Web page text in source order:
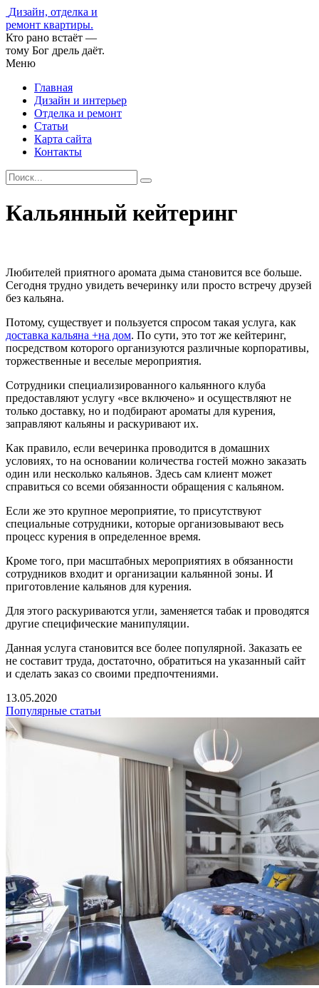
Дизайн, отделка и
ремонт квартиры.
Кто рано встаёт —
тому Бог дрель даёт.
Меню
Главная
Дизайн и интерьер
Отделка и ремонт
Статьи
Карта сайта
Контакты
Кальянный кейтеринг
Любителей приятного аромата дыма становится все больше.
Сегодня трудно увидеть вечеринку или просто встречу друзей
без кальяна.
Потому, существует и пользуется спросом такая услуга, как
доставка кальяна +на дом. По сути, это тот же кейтеринг,
посредством которого организуются различные корпоративы,
торжественные и веселые мероприятия.
Сотрудники специализированного кальянного клуба
предоставляют услугу «все включено» и осуществляют не
только доставку, но и подбирают ароматы для курения,
заправляют кальяны и раскуривают их.
Как правило, если вечеринка проводится в домашних
условиях, то на основании количества гостей можно заказать
один или несколько кальянов. Здесь сам клиент может
справиться со всеми обязанности обращения с кальяном.
Если же это крупное мероприятие, то присутствуют
специальные сотрудники, которые организовывают весь
процесс курения в определенное время.
Кроме того, при масштабных мероприятиях в обязанности
сотрудников входит и организации кальянной зоны. И
приготовление кальянов для курения.
Для этого раскуриваются угли, заменяется табак и проводятся
другие специфические манипуляции.
Данная услуга становится все более популярной. Заказать ее
не составит труда, достаточно, обратиться на указанный сайт
и сделать заказ со своими предпочтениями.
13.05.2020
Популярные статьи